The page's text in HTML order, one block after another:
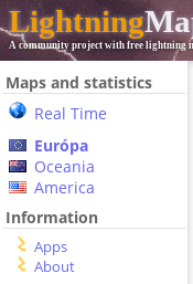
Lightning
A community project with free lightning
Maps and statistics
Real Time
Európa
Oceania
America
Information
Apps
About